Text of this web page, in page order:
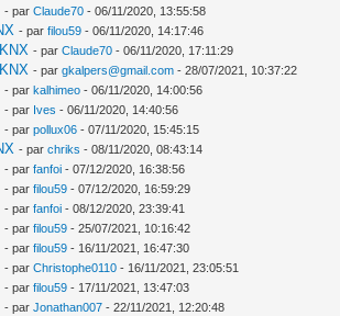
- parClaude70 - 06/11/2020, 13:55:58
- parfilou59 - 06/11/2020, 14:17:46
- parClaude70 - 06/11/2020, 17:11:29
- pargkalpers@gmail.com - 28/07/2021, 10:37:22
- parkalhimeo - 06/11/2020, 14:00:56
- par Ives - 06/11/2020, 14:40:56
- parpollux06 - 07/11/2020, 15:45:15
- parchriks - 08/11/2020, 08:43:14
- parfanfoi - 07/12/2020, 16:38:56
- parfilou59 - 07/12/2020, 16:59:29
- parfanfoi - 08/12/2020, 23:39:41
- parfilou59 - 25/07/2021, 10:16:42
- parfilou59 - 16/11/2021, 16:47:30
- parChristophe0110 - 16/11/2021, 23:05:51
- parfilou59 - 17/11/2021, 13:47:03
- parJonathan007 - 22/11/2021, 12:20:48